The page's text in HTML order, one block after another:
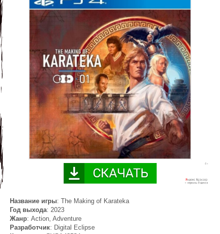
Название игры: The Making of Karateka
Год выхода: 2023
Жанр: Action, Adventure
Разработчик: Digital Eclipse